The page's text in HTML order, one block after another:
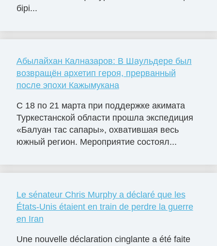
бірі...
Абылайхан Калназаров: В Шаульдере был
возвращён архетип героя, прерванный
после эпохи Кажымукана
С 18 по 21 марта при поддержке акимата
Туркестанской области прошла экспедиция
«Балуан тас сапары», охватившая весь
южный регион. Мероприятие состоял...
Le sénateur Chris Murphy a déclaré que les
États-Unis étaient en train de perdre la guerre
en Iran
Une nouvelle déclaration cinglante a été faite